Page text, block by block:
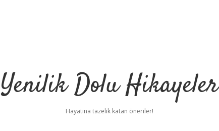
Yenilik Dolu Hikayeler
Hayatına tazelik katan öneriler!